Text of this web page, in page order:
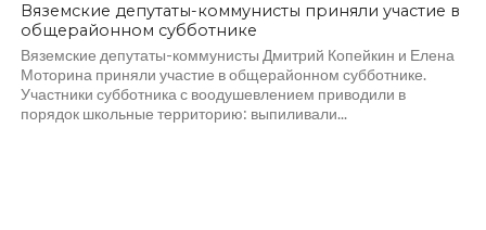
Вяземские депутаты-коммунисты приняли участие в
общерайонном субботнике
Вяземские депутаты-коммунисты Дмитрий Копейкин и Елена
Моторина приняли участие в общерайонном субботнике.
Участники субботника с воодушевлением приводили в
порядок школьные территорию: выпиливали...